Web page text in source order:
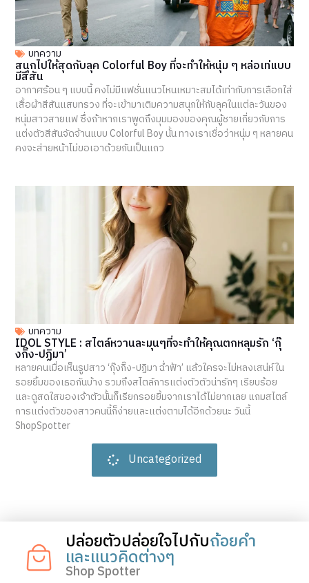
บทความ
สนุกไปให้สุดกับลุค Colorful Boy ที่จะทำให้หนุ่ม ๆ หล่อเท่แบบ
มีสีสัน
อากาศร้อน ๆ แบบนี้ คงไม่มีแฟชั่นแนวไหนเหมาะสมได้เท่ากับการเลือกใส่
เสื้อผ้าสีสันแสบทรวง ที่จะเข้ามาเติมความสนุกให้กับลุคในแต่ละวันของ
หนุ่มสาวสายแฟ ซึ่งถ้าหากเราพูดถึงมุมมองของคุณผู้ชายเกี่ยวกับการ
แต่งตัวสีสันจัดจ้านแบบ Colorful Boy นั้น ทางเราเชื่อว่าหนุ่ม ๆ หลายคน
คงจะส่ายหน้าไม่ขอเอาด้วยกันเป็นแถว
บทความ
IDOL STYLE : สไตล์หวานละมุนๆที่จะทำให้คุณตกหลุมรัก ‘กุ๊
งกิ๊ง-ปฏิมา’
หลายคนเมื่อเห็นรูปสาว ‘กุ๊งกิ๊ง-ปฏิมา ฉ่ำฟ้า’ แล้วใครจะไม่หลงเสน่ห์ใน
รอยยิ้มของเธอกันบ้าง รวมถึงสไตล์การแต่งตัวตัวน่ารักๆ เรียบร้อย
และดูสดใสของเจ้าตัวนั้นก็เรียกรอยยิ้มจากเราได้ไม่ยากเลย แถมสไตล์
การแต่งตัวของสาวคนนี้ก็ง่ายและแต่งตามได้อีกด้วยนะ วันนี้
ShopSpotter
Uncategorized
ปล่อยตัวปล่อยใจไปกับถ้อยคำ
และแนวคิดต่างๆ
Shop Spotter